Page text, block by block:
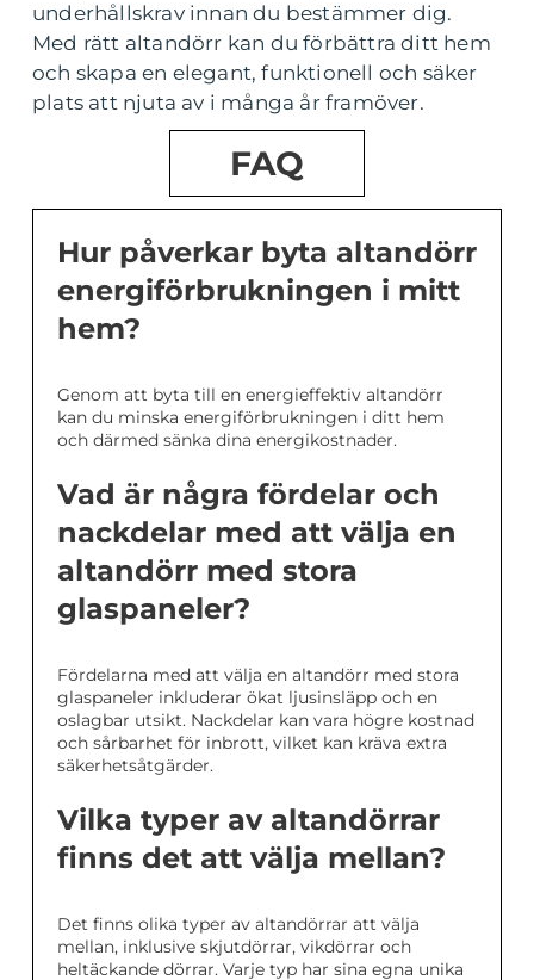
underhållskrav innan du bestämmer dig.
Med rätt altandörr kan du förbättra ditt hem
och skapa en elegant, funktionell och säker
plats att njuta av i många år framöver.
FAQ
Hur påverkar byta altandörr
energiförbrukningen i mitt
hem?
Genom att byta till en energieffektiv altandörr
kan du minska energiförbrukningen i ditt hem
och därmed sänka dina energikostnader.
Vad är några fördelar och
nackdelar med att välja en
altandörr med stora
glaspaneler?
Fördelarna med att välja en altandörr med stora
glaspaneler inkluderar ökat ljusinsläpp och en
oslagbar utsikt. Nackdelar kan vara högre kostnad
och sårbarhet för inbrott, vilket kan kräva extra
säkerhetsåtgärder.
Vilka typer av altandörrar
finns det att välja mellan?
Det finns olika typer av altandörrar att välja
mellan, inklusive skjutdörrar, vikdörrar och
heltäckande dörrar. Varje typ har sina egna unika